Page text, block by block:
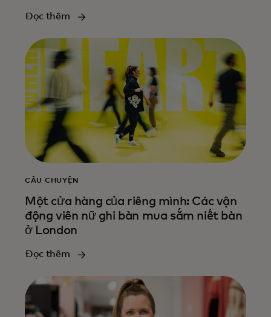
Đọc thêm
CÂU CHUYỆN
Một cửa hàng của riêng mình: Các vận
động viên nữ ghi bàn mua sắm niết bàn
ở London
Đọc thêm